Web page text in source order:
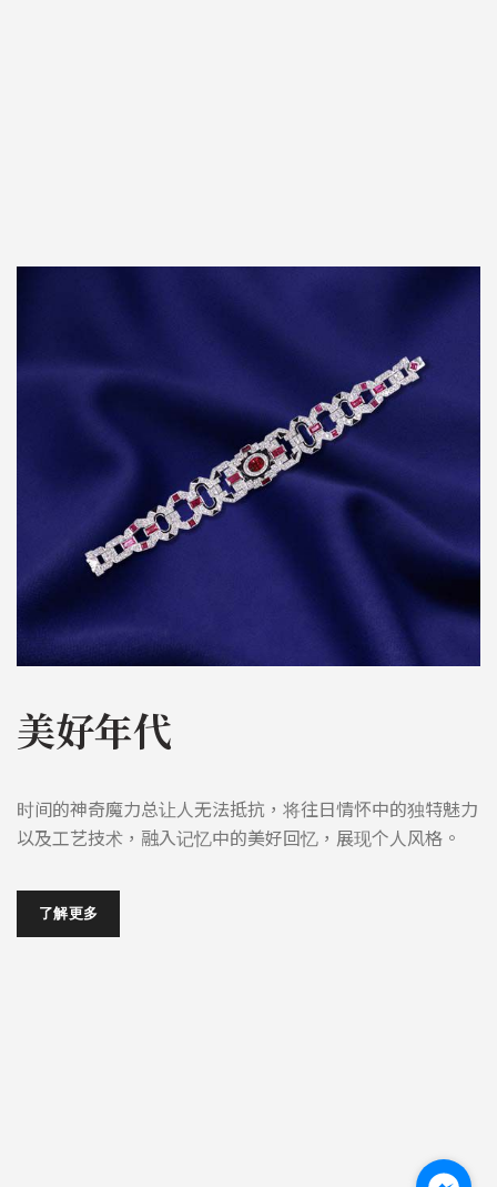
美好年代
时间的神奇魔力总让人无法抵抗，将往日情怀中的独特魅力
以及工艺技术，融入记忆中的美好回忆，展现个人风格。
了解更多